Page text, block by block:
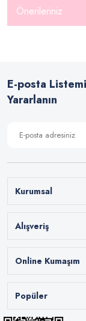
Önerileriniz
E-posta
Yararlanın
Kurumsal
Alışveriş
Online Kumaşım
Popüler